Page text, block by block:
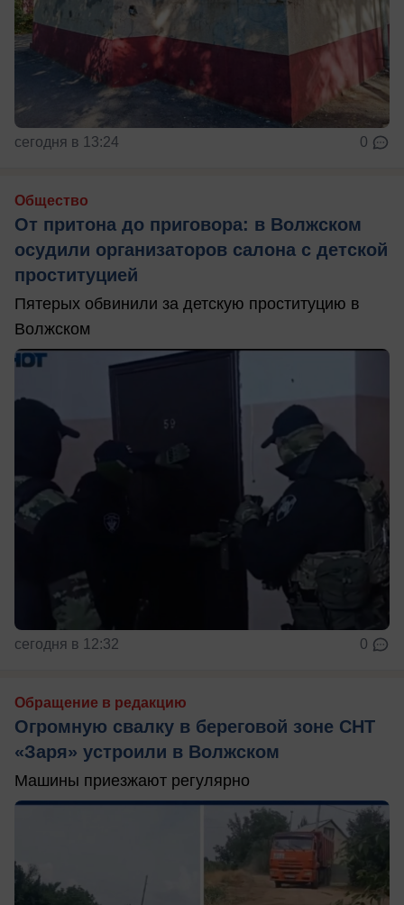
сегодня в 13:24 0
Общество
От притона до приговора: в Волжском
осудили организаторов салона с детской
проституцией
Пятерых обвинили за детскую проституцию в
Волжском
сегодня в 12:32 0
Обращение в редакцию
Огромную свалку в береговой зоне СНТ
«Заря» устроили в Волжском
Машины приезжают регулярно